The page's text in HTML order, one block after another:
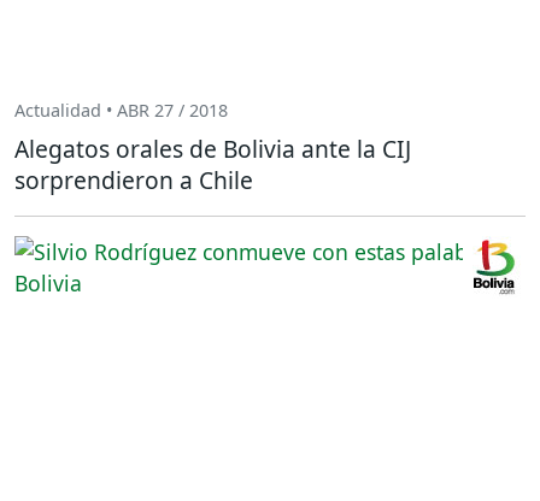
Actualidad • ABR 27 / 2018
Alegatos orales de Bolivia ante la CIJ
sorprendieron a Chile